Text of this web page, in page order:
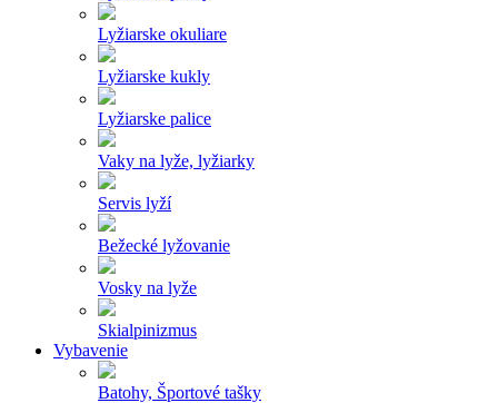
Lyžiarske okuliare
Lyžiarske kukly
Lyžiarske palice
Vaky na lyže, lyžiarky
Servis lyží
Bežecké lyžovanie
Vosky na lyže
Skialpinizmus
Vybavenie
Batohy, Športové tašky